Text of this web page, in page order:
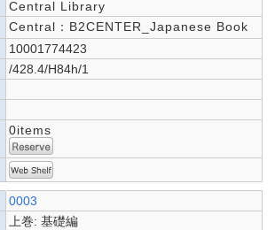
Central Library
Central：B2CENTER_Japanese Book
10001774423
/428.4/H84h/1
0items
0003
上巻: 基礎編